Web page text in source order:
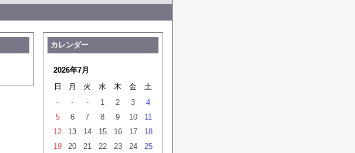
カレンダー
2026年7月
日
月 火 水 木 金
土
-
- - 1 2 3
4
5
6 7 8 9 10
11
12
13 14 15 16 17
18
19
20 21 22 23 24
25